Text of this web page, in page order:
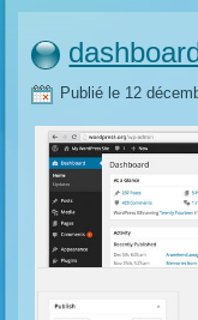
Publié le 12